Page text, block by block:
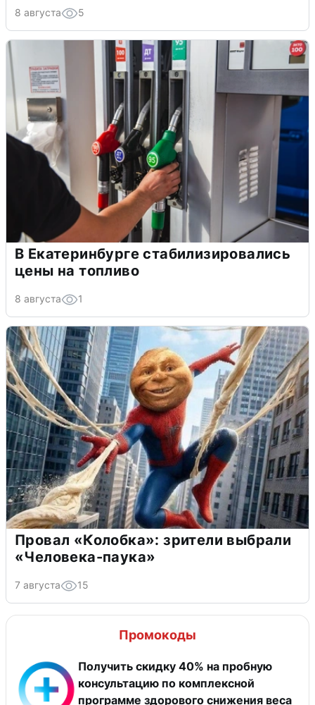
8 августа 5
В Екатеринбурге стабилизировались
цены на топливо
8 августа 1
Провал «Колобка»: зрители выбрали
«Человека-паука»
7 августа 15
Промокоды
Получить скидку 40% на пробную
консультацию по комплексной
программе здорового снижения веса